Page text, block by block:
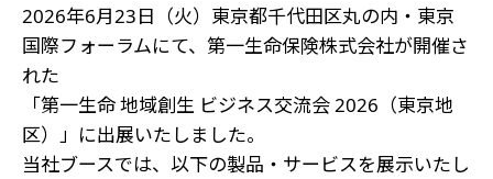
2026年6月23日（火）東京都千代田区丸の内・東京
国際フォーラムにて、第一生命保険株式会社が開催さ
れた
「第一生命 地域創生 ビジネス交流会 2026（東京地
区）」に出展いたしました。
当社ブースでは、以下の製品・サービスを展示いたし